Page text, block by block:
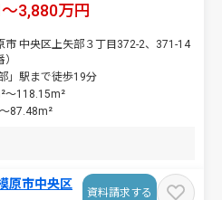
3,880万円
市 中央区上矢部３丁目372-2、371-14
」駅まで徒歩19分
～118.15m²
87.48m²
原市中央区
資料請求する